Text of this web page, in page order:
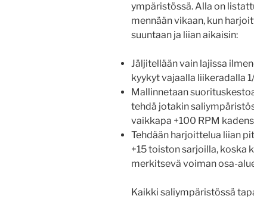
ympäristössä. Alla on
mennään vikaan, kun
suuntaan ja liian aikaisin:
Jäljitellään vain lajissa
kyykyt vajaalla liikeradalla
Mallinnetaan
tehdä jotakin
vaikkapa +100 RPM
Tehdään harjoittelua liian
+15 toiston sarjoilla, koska
merkitsevä voiman osa-
Kaikki saliympäristössä